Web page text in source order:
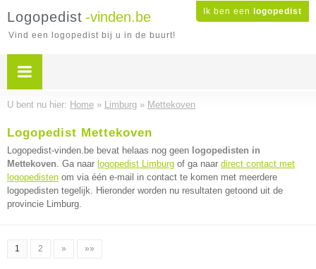
Ik ben een logopedist
Logopedist -vinden.be
Vind een logopedist bij u in de buurt!
U bent nu hier: Home » Limburg » Mettekoven
Logopedist Mettekoven
Logopedist-vinden.be bevat helaas nog geen logopedisten in
Mettekoven. Ga naar logopedist Limburg of ga naar direct contact met
logopedisten om via één e-mail in contact te komen met meerdere
logopedisten tegelijk. Hieronder worden nu resultaten getoond uit de
provincie Limburg.
1 2 » »»